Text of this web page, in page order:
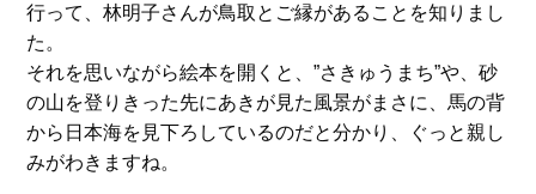
行って、林明子さんが鳥取とご縁があることを知りまし
た。
それを思いながら絵本を開くと、”さきゅうまち”や、砂
の山を登りきった先にあきが見た風景がまさに、馬の背
から日本海を見下ろしているのだと分かり、ぐっと親し
みがわきますね。